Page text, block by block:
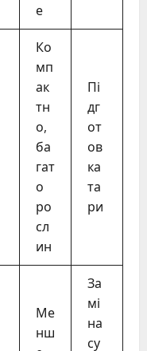
е
Ко
мп
ак
тн
о,
ба
гат
о
ро
сл
ин
Пі
дг
от
ов
ка
та
ри
Ме
нш
За
мі
на
су